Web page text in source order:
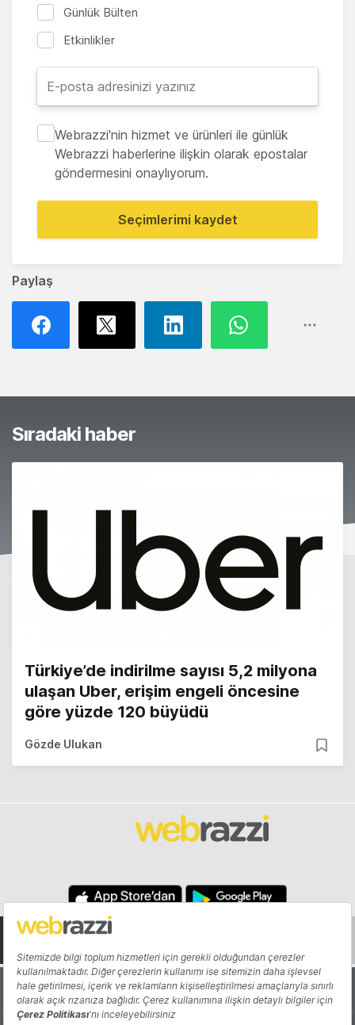
Paylaş
Günlük Bülten
Etkinlikler
Webrazzi'nin hizmet ve ürünleri ile günlük
Webrazzi haberlerine ilişkin olarak epostalar
göndermesini onaylıyorum.
Seçimlerimi kaydet
Sıradaki haber
Türkiye’de indirilme sayısı 5,2 milyona
ulaşan Uber, erişim engeli öncesine
göre yüzde 120 büyüdü
Gözde Ulukan
Hakkında Yazarlar